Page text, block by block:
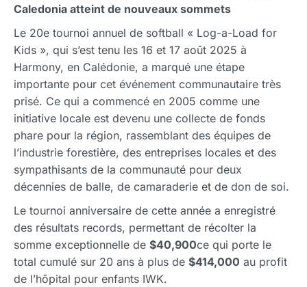
Caledonia atteint de nouveaux sommets
Le 20e tournoi annuel de softball « Log-a-Load for
Kids », qui s’est tenu les 16 et 17 août 2025 à
Harmony, en Calédonie, a marqué une étape
importante pour cet événement communautaire très
prisé. Ce qui a commencé en 2005 comme une
initiative locale est devenu une collecte de fonds
phare pour la région, rassemblant des équipes de
l’industrie forestière, des entreprises locales et des
sympathisants de la communauté pour deux
décennies de balle, de camaraderie et de don de soi.
Le tournoi anniversaire de cette année a enregistré
des résultats records, permettant de récolter la
somme exceptionnelle de $40,900ce qui porte le
total cumulé sur 20 ans à plus de $414,000 au profit
de l’hôpital pour enfants IWK.